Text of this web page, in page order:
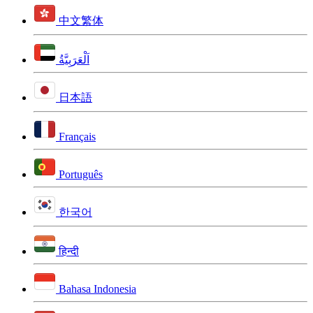
中文繁体
اَلْعَرَبِيَّةُ
日本語
Français
Português
한국어
हिन्दी
Bahasa Indonesia